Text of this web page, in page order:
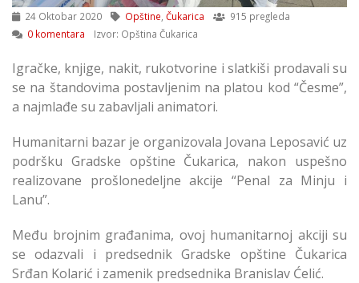
24 Oktobar 2020 Opštine Čukarica
915 pregleda
0 komentara
Izvor: Opština Čukarica
Igračke, knjige, nakit, rukotvorine i slatkiši prodavali su
se na štandovima postavljenim na platou kod “Česme”,
a najmlađe su zabavljali animatori.
Humanitarni bazar je organizovala Jovana Leposavić uz
podršku Gradske opštine Čukarica, nakon uspešno
realizovane prošlonedeljne akcije “Penal za Minju i
Lanu”.
Među brojnim građanima, ovoj humanitarnoj akciji su
se odazvali i predsednik Gradske opštine Čukarica
Srđan Kolarić i zamenik predsednika Branislav Ćelić.